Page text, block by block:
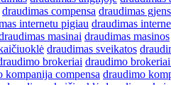
draudimas compensa draudimas
internetu pigiau draudimas
masinai draudimas masinos
draudimas sveikatos
brokeriai draudimo
kompanija compensa draudimo